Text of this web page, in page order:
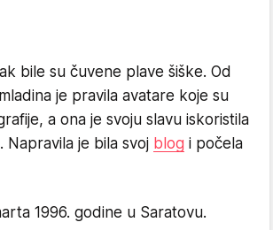
bile su čuvene plave šiške. Od
je pravila avatare koje su
a ona je svoju slavu iskoristila
Napravila je bila svoj blog i počela
1996. godine u Saratovu.